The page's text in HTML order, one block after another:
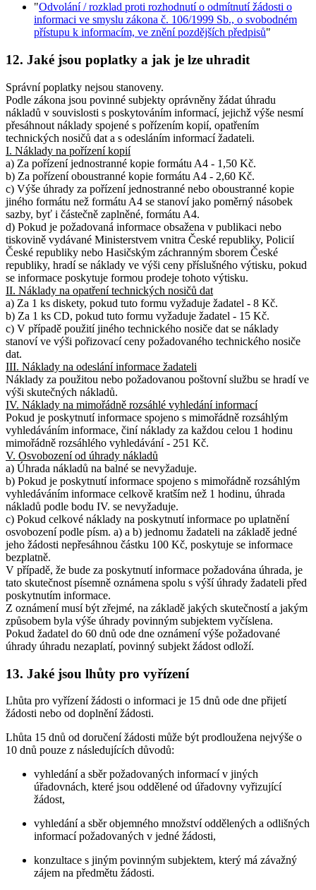
"Odvolání / rozklad proti rozhodnutí o odmítnutí žádosti o
informaci ve smyslu zákona č. 106/1999 Sb., o svobodném
přístupu k informacím, ve znění pozdějších předpisů"
12. Jaké jsou poplatky a jak je lze uhradit
Správní poplatky nejsou stanoveny.
Podle zákona jsou povinné subjekty oprávněny žádat úhradu
nákladů v souvislosti s poskytováním informací, jejichž výše nesmí
přesáhnout náklady spojené s pořízením kopií, opatřením
technických nosičů dat a s odesláním informací žadateli.
I. Náklady na pořízení kopií
a) Za pořízení jednostranné kopie formátu A4 - 1,50 Kč.
b) Za pořízení oboustranné kopie formátu A4 - 2,60 Kč.
c) Výše úhrady za pořízení jednostranné nebo oboustranné kopie
jiného formátu než formátu A4 se stanoví jako poměrný násobek
sazby, byť i částečně zaplněné, formátu A4.
d) Pokud je požadovaná informace obsažena v publikaci nebo
tiskovině vydávané Ministerstvem vnitra České republiky, Policií
České republiky nebo Hasičským záchranným sborem České
republiky, hradí se náklady ve výši ceny příslušného výtisku, pokud
se informace poskytuje formou prodeje tohoto výtisku.
II. Náklady na opatření technických nosičů dat
a) Za 1 ks diskety, pokud tuto formu vyžaduje žadatel - 8 Kč.
b) Za 1 ks CD, pokud tuto formu vyžaduje žadatel - 15 Kč.
c) V případě použití jiného technického nosiče dat se náklady
stanoví ve výši pořizovací ceny požadovaného technického nosiče
dat.
III. Náklady na odeslání informace žadateli
Náklady za použitou nebo požadovanou poštovní službu se hradí ve
výši skutečných nákladů.
IV. Náklady na mimořádně rozsáhlé vyhledání informací
Pokud je poskytnutí informace spojeno s mimořádně rozsáhlým
vyhledáváním informace, činí náklady za každou celou 1 hodinu
mimořádně rozsáhlého vyhledávání - 251 Kč.
V. Osvobození od úhrady nákladů
a) Úhrada nákladů na balné se nevyžaduje.
b) Pokud je poskytnutí informace spojeno s mimořádně rozsáhlým
vyhledáváním informace celkově kratším než 1 hodinu, úhrada
nákladů podle bodu IV. se nevyžaduje.
c) Pokud celkové náklady na poskytnutí informace po uplatnění
osvobození podle písm. a) a b) jednomu žadateli na základě jedné
jeho žádosti nepřesáhnou částku 100 Kč, poskytuje se informace
bezplatně.
V případě, že bude za poskytnutí informace požadována úhrada, je
tato skutečnost písemně oznámena spolu s výší úhrady žadateli před
poskytnutím informace.
Z oznámení musí být zřejmé, na základě jakých skutečností a jakým
způsobem byla výše úhrady povinným subjektem vyčíslena.
Pokud žadatel do 60 dnů ode dne oznámení výše požadované
úhrady úhradu nezaplatí, povinný subjekt žádost odloží.
13. Jaké jsou lhůty pro vyřízení
Lhůta pro vyřízení žádosti o informaci je 15 dnů ode dne přijetí
žádosti nebo od doplnění žádosti.
Lhůta 15 dnů od doručení žádosti může být prodloužena nejvýše o
10 dnů pouze z následujících důvodů:
vyhledání a sběr požadovaných informací v jiných
úřadovnách, které jsou oddělené od úřadovny vyřizující
žádost,
vyhledání a sběr objemného množství oddělených a odlišných
informací požadovaných v jedné žádosti,
konzultace s jiným povinným subjektem, který má závažný
zájem na předmětu žádosti.